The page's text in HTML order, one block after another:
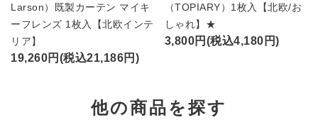
Larson）既製カーテン マイキ
ーフレンズ 1枚入【北欧インテ
リア】
19,260円(税込21,186円)
（TOPIARY）1枚入【北欧/お
しゃれ】★
3,800円(税込4,180円)
他の商品を探す